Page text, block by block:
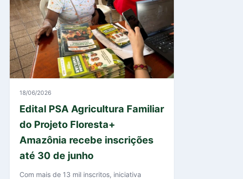
18/06/2026
Edital PSA Agricultura Familiar
do Projeto Floresta+
Amazônia recebe inscrições
até 30 de junho
Com mais de 13 mil inscritos, iniciativa